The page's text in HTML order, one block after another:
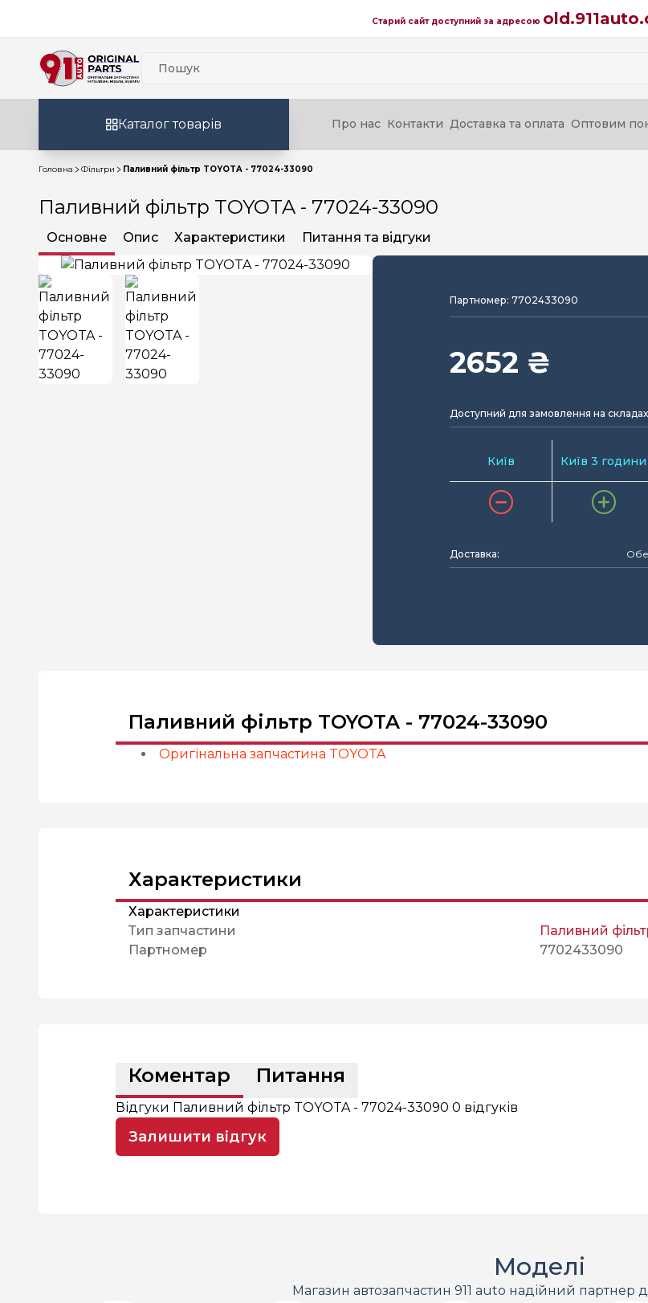
Старий сайт доступний за адресою
Каталог товарів Про нас Контакти Доставка та оплата Оптовим
Головна Фільтри Паливний фільтр TOYOTA - 77024-33090
Паливний фільтр TOYOTA - 77024-33090
Основне Опис Характеристики Питання та відгуки
Партномер: 7702433090
2652 ₴
Доступний для замовлення на
Київ Київ 3 години
Доставка:
Паливний фільтр TOYOTA - 77024-33090
Оригінальна запчастина TOYOTA
Характеристики
Характеристики
Тип запчастини
Паливний
Партномер
7702433090
Коментар Питання
Відгуки Паливний фільтр TOYOTA - 77024-33090 0 відгуків
Залишити відгук
Моделі
Магазин автозапчастин 911 auto надійний партнер